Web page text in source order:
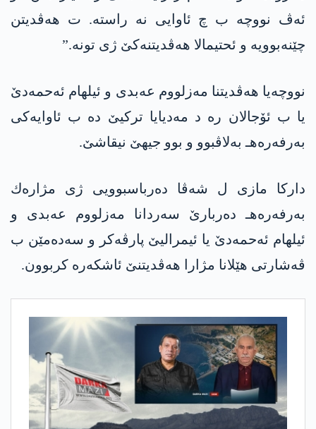
ئەڤ نووچە ب چ ئاوایی نە راستە. ت ھەڤدیتن
چێنەبوویە و ئحتیمالا ھەڤدیتنەکێ ژی تونە.”
نووچه‌یا هه‌ڤدیتنا مه‌زلووم عه‌بدی و ئیلهام ئه‌حمه‌دێ
یا ب ئۆجالان ره‌ د مه‌دیایا تركیێ ده‌ ب ئاوایه‌كی
به‌رفه‌ره‌هـ به‌لاڤبوو و بوو جیهێ نیقاشێ.
داركا مازی ل شه‌ڤا ده‌رباسبوویی ژی مژاره‌ك
به‌رفه‌ره‌هـ ده‌ربارێ سه‌ردانا مه‌زلووم عه‌بدی و
ئیلهام ئه‌حمه‌دێ یا ئیمرالیێ پارڤه‌كر و سه‌ده‌مێن ب
ڤه‌شارتی هێلانا مژارا هه‌ڤدیتنێ ئاشكه‌ره‌ كربوون.